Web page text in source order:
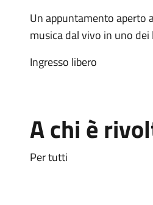
Un appuntamento aperto
musica dal vivo in uno
Ingresso libero
A chi è
Per tutti